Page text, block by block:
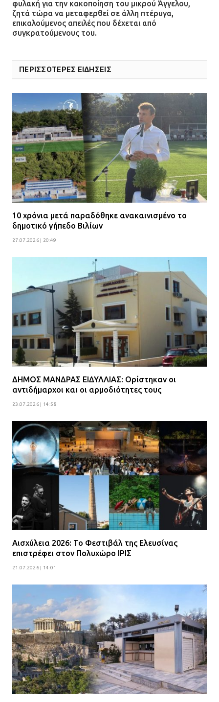
ΔΗΜΟΣ ΜΑΝΔΡΑΣ ΕΙΔΥΛΛΙΑΣ: Δύο
νέα πολυδύναμα οχήματα 4×4
ρόπαλα και μαχαίρια σε δύο
ανήλικους
08.07.2026 | 09:38
Άνω Λιόσια: Έριξαν τα ναρκωτικά
σε σκουπιδοφάγο για να μη τα βρει
η αστυνομία – Λογάριασαν χωρίς
τον ειδικό σκύλο
07.07.2026 | 09:56
Βούλα: Κραυγή αγωνίας από
γειτονιά»
07.07.2026 | 09:48
φυλακή για την κακοποίηση του μικρού Άγγελου,
ζητά τώρα να μεταφερθεί σε άλλη πτέρυγα,
επικαλούμενος απειλές που δέχεται από
συγκρατούμενους του.
ΠΕΡΙΣΣΟΤΕΡΕΣ ΕΙΔΗΣΕΙΣ
10 χρόνια μετά παραδόθηκε ανακαινισμένο το
δημοτικό γήπεδο Βιλίων
27.07.2026 | 20:49
ΔΗΜΟΣ ΜΑΝΔΡΑΣ ΕΙΔΥΛΛΙΑΣ: Ορίστηκαν οι
αντιδήμαρχοι και οι αρμοδιότητες τους
23.07.2026 | 14:58
Αισχύλεια 2026: Το Φεστιβάλ της Ελευσίνας
επιστρέφει στον Πολυχώρο ΙΡΙΣ
21.07.2026 | 14:01